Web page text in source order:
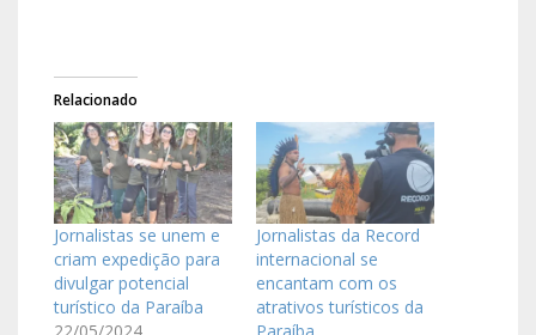
Relacionado
Jornalistas se unem e
criam expedição para
divulgar potencial
turístico da Paraíba
Jornalistas da Record
internacional se
encantam com os
atrativos turísticos da